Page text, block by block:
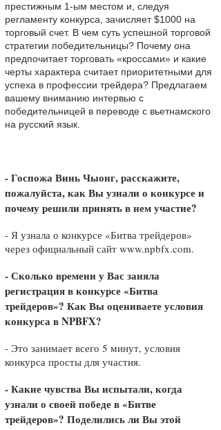
престижным 1-ым местом и, следуя
регламенту конкурса, зачисляет $1000 на
торговый счет. В чем суть успешной торговой
стратегии победительницы? Почему она
предпочитает торговать «кроссами» и какие
черты характера считает приоритетными для
успеха в профессии трейдера? Предлагаем
вашему вниманию интервью с
победительницей в переводе с вьетнамского
на русский язык.
- Госпожа Винь Чыонг, расскажите,
пожалуйста, как Вы узнали о конкурсе и
почему решили принять в нем участие?
- Я узнала о конкурсе «Битва трейдеров»
через официальный сайт www.npbfx.com.
- Сколько времени у Вас заняла
регистрация в конкурсе «Битва
трейдеров»? Как Вы оцениваете условия
конкурса в NPBFX?
- Это занимает всего 5 минут, условия
конкурса просты для участия.
- Какие чувства Вы испытали, когда
узнали о своей победе в «Битве
трейдеров»? Поделились ли Вы этой